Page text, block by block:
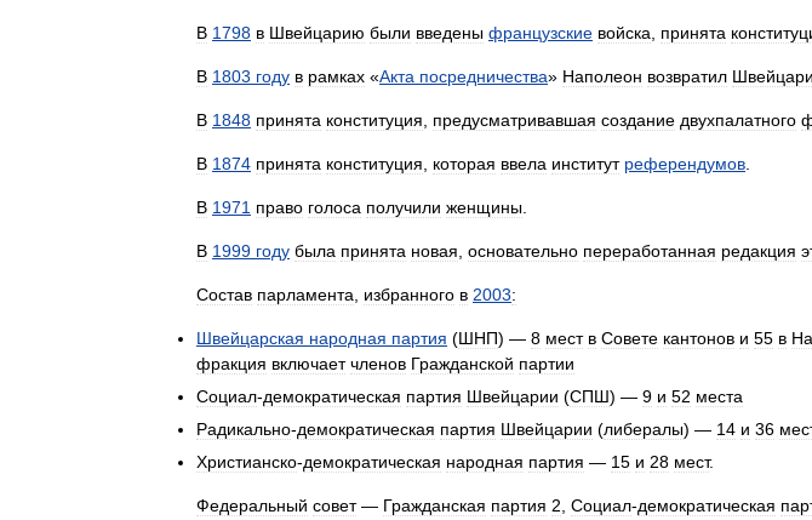
В 1798 в Швейцарию были введены французские войска принята
В 1803 году в рамках «Акта посредничества» Наполеон возвратил
В 1848 принята конституция предусматривавшая создание двухпалатного
В 1874 принята конституция которая ввела институт референдумов
В 1971 право голоса получили женщины
В 1999 году была принята новая основательно переработанная редакция
Состав парламента избранного в 2003:
Швейцарская народная партия (ШНП) — 8 мест в Совете кантонов и 55 в
фракция включает членов Гражданской партии
Социал-демократическая партия Швейцарии (СПШ) — 9 и 52 места
Радикально-демократическая партия Швейцарии (либералы) — 14 и 36
Христианско-демократическая народная партия — 15 и 28 мест.
Федеральный совет— Гражданская партия 2 Социал-демократическая